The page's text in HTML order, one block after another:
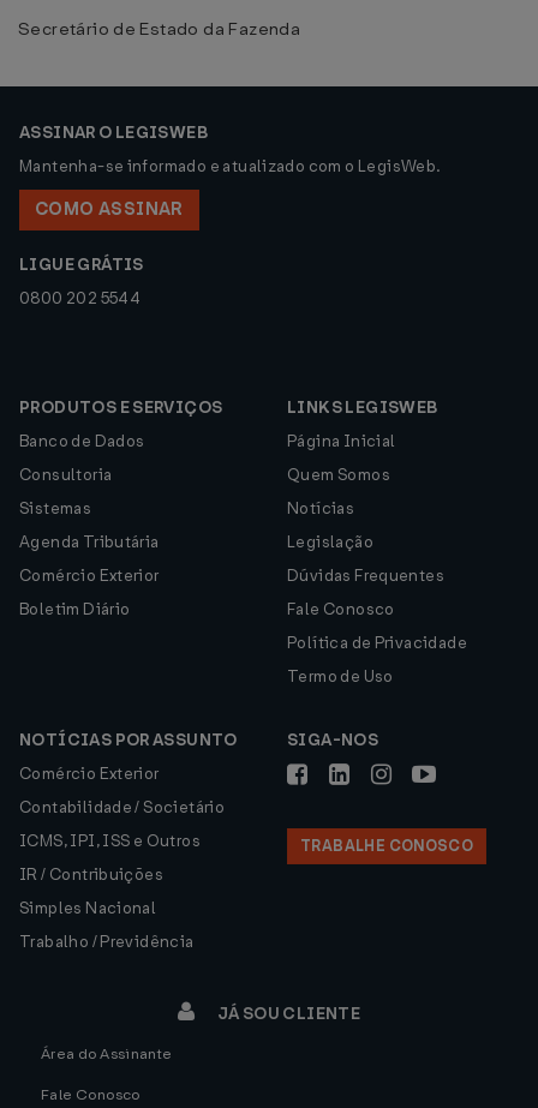
Secretário de Estado da Fazenda
ASSINAR O LEGISWEB
Mantenha-se informado e atualizado com o LegisWeb.
COMO ASSINAR
LIGUE GRÁTIS
0800 202 5544
PRODUTOS E SERVIÇOS
Banco de Dados
Consultoria
Sistemas
Agenda Tributária
Comércio Exterior
Boletim Diário
LINKS LEGISWEB
Página Inicial
Quem Somos
Notícias
Legislação
Dúvidas Frequentes
Fale Conosco
Política de Privacidade
Termo de Uso
NOTÍCIAS POR ASSUNTO
Comércio Exterior
Contabilidade / Societário
ICMS, IPI, ISS e Outros
IR / Contribuições
Simples Nacional
Trabalho / Previdência
SIGA-NOS
TRABALHE CONOSCO
JÁ SOU CLIENTE
Área do Assinante
Fale Conosco